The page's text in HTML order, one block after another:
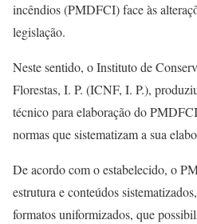
incêndios (PMDFCI) face às
legislação.
Neste sentido, o Instituto de
Florestas, I. P. (ICNF, I. P.),
técnico para elaboração do
normas que sistematizam a sua
De acordo com o estabelecido, o
estrutura e conteúdos
formatos uniformizados, que